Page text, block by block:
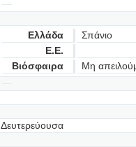
Ελλάδα
Σπάνιο
Ε.Ε.
Βιόσφαιρα
Μη
Δευτερεύουσα